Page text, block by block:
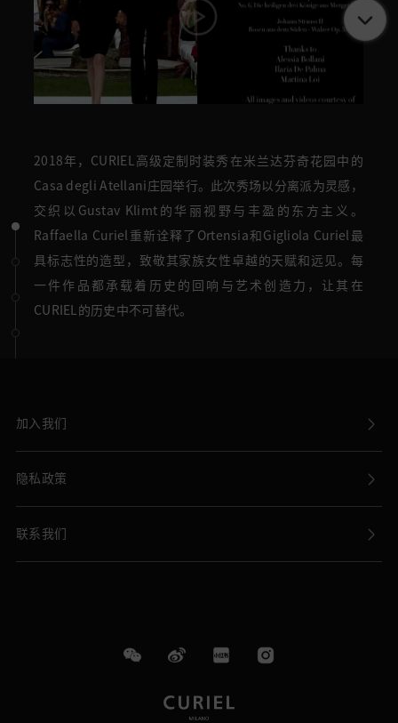
2018年，CURIEL高级定制时装秀在米兰达芬奇花园中的
Casa degli Atellani庄园举行。此次秀场以分离派为灵感，
交织以Gustav Klimt的华丽视野与丰盈的东方主义。
Raffaella Curiel重新诠释了Ortensia和Gigliola Curiel最
具标志性的造型，致敬其家族女性卓越的天赋和远见。每
一件作品都承载着历史的回响与艺术创造力，让其在
CURIEL的历史中不可替代。
加入我们
隐私政策
联系我们